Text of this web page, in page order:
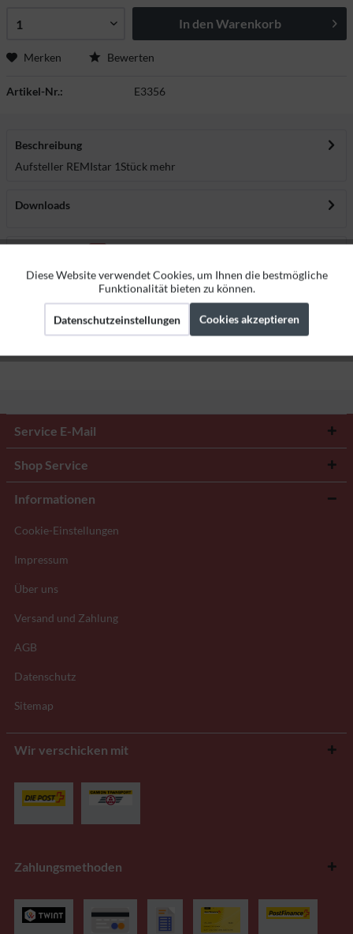
In den Warenkorb
Merken Bewerten
Artikel-Nr.: E3356
Beschreibung
Aufsteller REMIstar 1Stück mehr
Downloads
Bewertungen lesen, schreiben und diskutieren...mehr
Service E-Mail
Shop Service
Informationen
Cookie-Einstellungen
Impressum
Über uns
Versand und Zahlung
AGB
Datenschutz
Sitemap
Wir verschicken mit
Zahlungsmethoden
Funktionale Aktiv
Marketing Aktiv
Diese Website verwendet Cookies, um Ihnen die bestmögliche
Funktionalität bieten zu können.
Datenschutzeinstellungen Cookies akzeptieren